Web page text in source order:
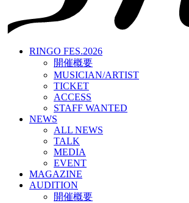
RINGO FES.2026
開催概要
MUSICIAN/ARTIST
TICKET
ACCESS
STAFF WANTED
NEWS
ALL NEWS
TALK
MEDIA
EVENT
MAGAZINE
AUDITION
開催概要